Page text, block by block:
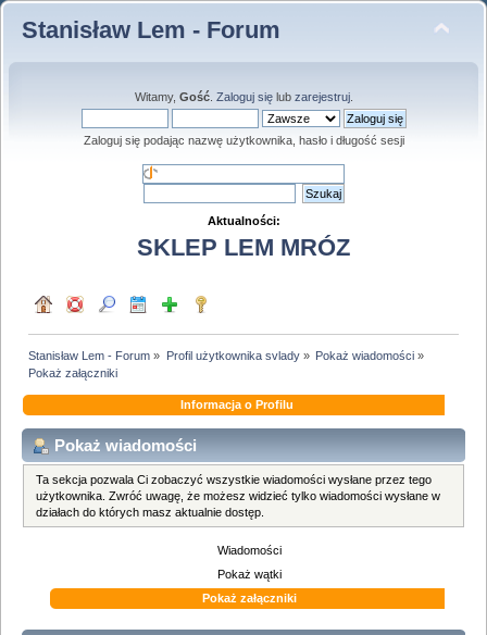
Stanisław Lem - Forum
Witamy, Gość. Zaloguj sięlub zarejestruj.
Zaloguj się podając nazwę użytkownika, hasło i długość sesji
Aktualności:
SKLEP LEM MRÓZ
Stanisław Lem - Forum » Profil użytkownika svlady» Pokaż wiadomości»
Pokaż załączniki
Informacja o Profilu
Pokaż wiadomości
Ta sekcja pozwala Ci zobaczyć wszystkie wiadomości wysłane przez tego
użytkownika. Zwróć uwagę, że możesz widzieć tylko wiadomości wysłane w
działach do których masz aktualnie dostęp.
Wiadomości
Pokaż wątki
Pokaż załączniki